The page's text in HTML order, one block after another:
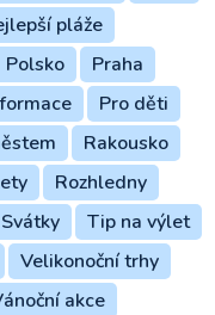
pláže
Polsko
Praha
Pro děti
Rakousko
Rozhledny
Svátky
Tip na výlet
Velikonoční trhy
akce